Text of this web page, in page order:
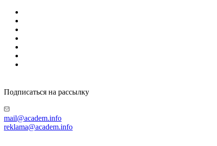
Подписаться на рассылку
mail@academ.info
reklama@academ.info